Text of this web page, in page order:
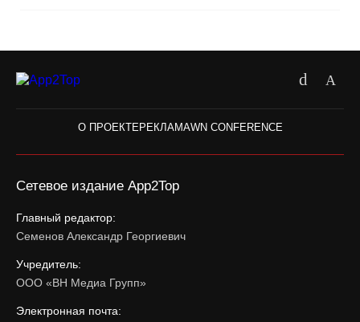
О ПРОЕКТЕРЕКЛАМАWN CONFERENCE
Сетевое издание App2Top
Главный редактор:
Семенов Александр Георгиевич
Учредитель:
ООО «ВН Медиа Групп»
Электронная почта: